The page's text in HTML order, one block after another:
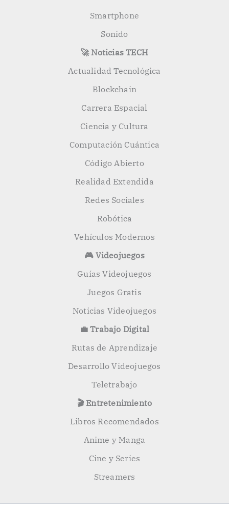
Smartphone
Sonido
🚀 Noticias TECH
Actualidad Tecnológica
Blockchain
Carrera Espacial
Ciencia y Cultura
Computación Cuántica
Código Abierto
Realidad Extendida
Redes Sociales
Robótica
Vehículos Modernos
🎮 Videojuegos
Guías Videojuegos
Juegos Gratis
Noticias Videojuegos
💼 Trabajo Digital
Rutas de Aprendizaje
Desarrollo Videojuegos
Teletrabajo
🎬 Entretenimiento
Libros Recomendados
Anime y Manga
Cine y Series
Streamers